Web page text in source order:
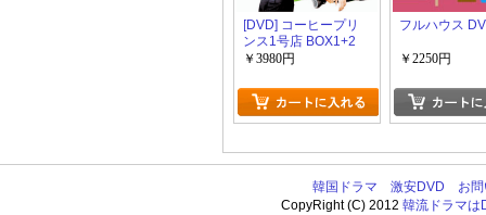
[DVD] コーヒープリ
ンス1号店 BOX1+2
￥3980円
フルハウス
￥2250円
韓国ドラマ 激安DVD
お
CopyRight (C) 2012韓流ドラマは